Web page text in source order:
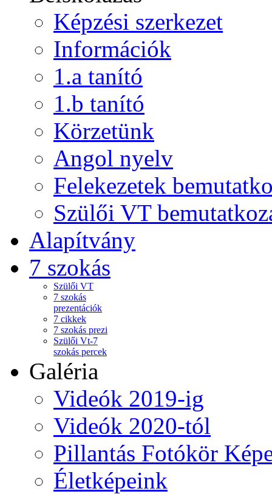
Képzési szerkezet
Információk
1.a tanító
1.b tanító
Körzetünk
Angol nyelv
Felekezetek
Szülői VT
Alapítvány
7 szokás
Szülői VT
7 szokás
prezentációk
7 cikkek
7 szokás prezi
Szülői Vt-7
szokás percek
Galéria
Videók 2019-ig
Videók 2020-tól
Pillantás Fotókör
Életképeink